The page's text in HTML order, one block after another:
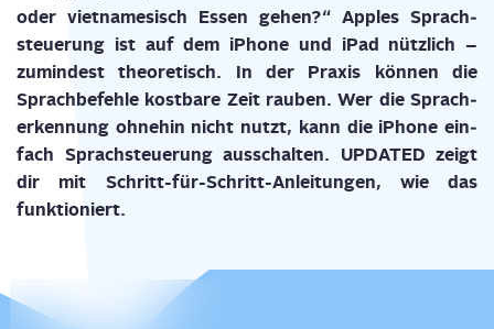
oder viet­na­me­sisch Essen gehen?“ App­les Sprach­
steue­rung ist auf dem iPho­ne und iPad nütz­lich –
zumin­dest theo­re­tisch. In der Pra­xis kön­nen die
Sprach­be­feh­le kost­ba­re Zeit rau­ben. Wer die Sprach­
er­ken­nung ohne­hin nicht nutzt, kann die iPho­ne ein­
fach Sprach­steue­rung aus­schal­ten. UPDATED zeigt
dir mit Schritt-für-Schritt-Anlei­tun­gen, wie das
funktioniert.